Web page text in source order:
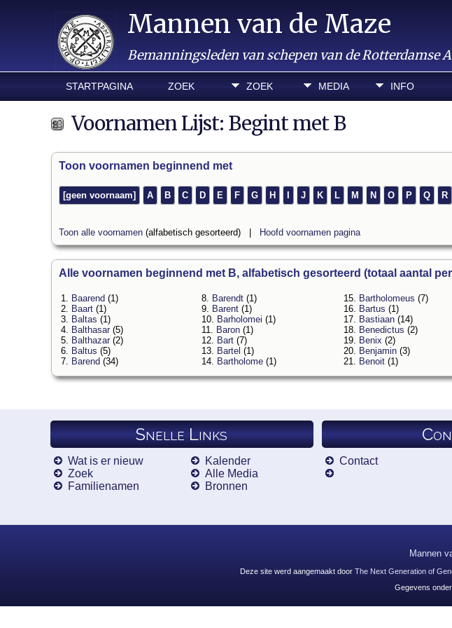
Mannen van de Maze
Bemanningsleden van schepen van de Rotterdamse
STARTPAGINA ZOEK ZOEK MEDIA INFO
Voornamen Lijst: Begint met B
Toon voornamen beginnend met
[geen voornaam] A B C D E F G H J K L M N O P Q R
Toon alle voornamen (alfabetisch gesorteerd) | Hoofd voornamen pagina
Alle voornamen beginnend met B, alfabetisch gesorteerd (totaal aantal
1. Baarend (1)
2. Baart (1)
3. Baltas (1)
4. Balthasar (5)
5. Balthazar (2)
6. Baltus (5)
7. Barend (34)
8. Barendt (1)
9. Barent (1)
10. Barholomei (1)
11. Baron (1)
12. Bart (7)
13. Bartel (1)
14. Bartholome (1)
15. Bartholomeus (7)
16. Bartus (1)
17. Bastiaan (14)
18. Benedictus (2)
19. Benix (2)
20. Benjamin (3)
21. Benoit (1)
Snelle Links
Wat is er nieuw
Zoek
Familienamen
Kalender
Alle Media
Bronnen
Contact
Mannen
Deze site werd aangemaakt door The Next Generation of
Gegevens